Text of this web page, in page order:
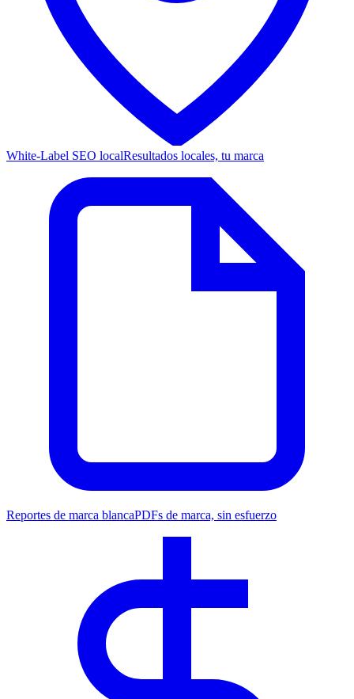
White-Label SEO localResultados locales, tu marca
Reportes de marca blancaPDFs de marca, sin esfuerzo